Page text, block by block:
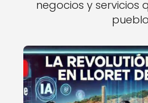
negocios y servicios
pueblo